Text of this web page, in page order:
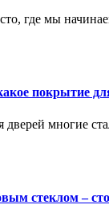
где мы
покрытие
многие
стеклом –